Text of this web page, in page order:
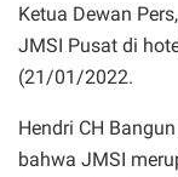
Ketua Dewan
JMSI Pusat di
(21/01/2022.
Hendri CH
bahwa JMSI